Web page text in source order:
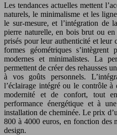
Les tendances actuelles mettent
naturels, le minimalisme et les
le sur-mesure, et l’intégration de
pierre naturelle, en bois brut ou
prisés pour leur authenticité et leur
formes géométriques s’intègrent
modernes et minimalistes. La
permettent de créer des rehausses
à vos goûts personnels.
l’éclairage intégré ou le contrôle à
modernité et de confort, tout
performance énergétique et à
installation de cheminée. Le prix
800 à 4000 euros, en fonction des
design.